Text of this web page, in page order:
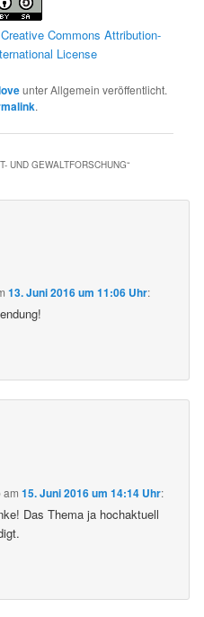
Creative Commons Attribution-
License
unter Allgemein veröffentlicht.
.
UND GEWALTFORSCHUNG“
13. Juni 2016 um 11:06 Uhr:
am15. Juni 2016 um 14:14 Uhr:
Das Thema ja hochaktuell